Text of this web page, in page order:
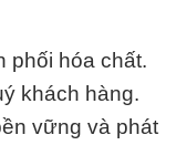
phối hóa chất.
khách hàng.
vững và phát